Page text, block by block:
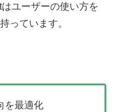
ユーザーの使い方を
っています。
を最適化